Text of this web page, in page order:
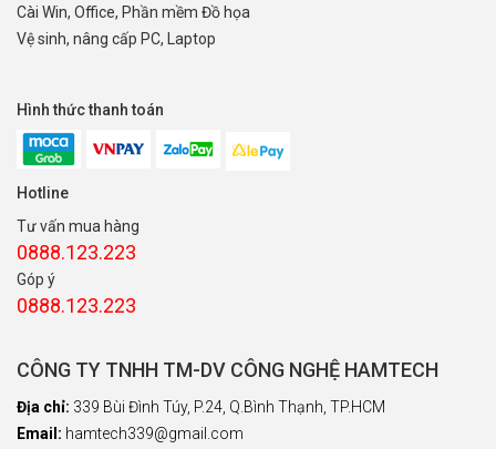
Cài Win, Office, Phần mềm Đồ họa
Vệ sinh, nâng cấp PC, Laptop
Hình thức thanh toán
Hotline
Tư vấn mua hàng
0888.123.223
Góp ý
0888.123.223
CÔNG TY TNHH TM-DV CÔNG NGHỆ HAMTECH
Địa chỉ: 339 Bùi Đình Túy, P.24, Q.Bình Thạnh, TP.HCM
Email: hamtech339@gmail.com